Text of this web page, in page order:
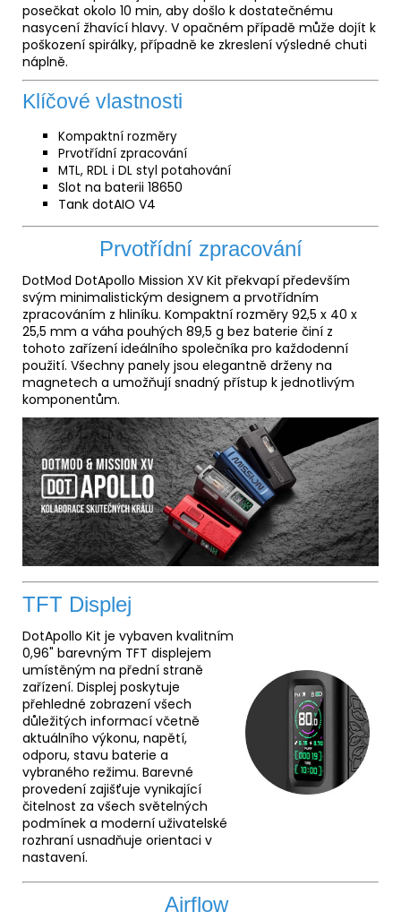
posečkat okolo 10 min, aby došlo k dostatečnému
nasycení žhavící hlavy. V opačném případě může dojít k
poškození spirálky, případně ke zkreslení výsledné chuti
náplně.
Klíčové vlastnosti
Kompaktní rozměry
Prvotřídní zpracování
MTL, RDL i DL styl potahování
Slot na baterii 18650
Tank dotAIO V4
Prvotřídní zpracování
DotMod DotApollo Mission XV Kit překvapí především
svým minimalistickým designem a prvotřídním
zpracováním z hliníku. Kompaktní rozměry 92,5 x 40 x
25,5 mm a váha pouhých 89,5 g bez baterie činí z
tohoto zařízení ideálního společníka pro každodenní
použití. Všechny panely jsou elegantně drženy na
magnetech a umožňují snadný přístup k jednotlivým
komponentům.
TFT Displej
DotApollo Kit je vybaven kvalitním
0,96" barevným TFT displejem
umístěným na přední straně
zařízení. Displej poskytuje
přehledné zobrazení všech
důležitých informací včetně
aktuálního výkonu, napětí,
odporu, stavu baterie a
vybraného režimu. Barevné
provedení zajišťuje vynikající
čitelnost za všech světelných
podmínek a moderní uživatelské
rozhraní usnadňuje orientaci v
nastavení.
Airflow